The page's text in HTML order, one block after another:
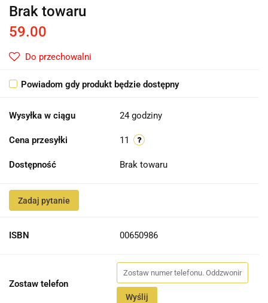
Brak towaru
59.00
Do przechowalni
Powiadom gdy produkt będzie dostępny
Wysyłka w ciągu 24 godziny
Cena przesyłki 11
Dostępność Brak towaru
Zadaj pytanie
ISBN 00650986
Zostaw telefon
Wyślij